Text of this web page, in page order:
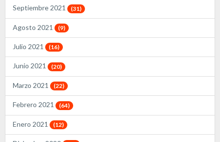
Septiembre 2021 (31)
Agosto 2021 (9)
Julio 2021 (16)
Junio 2021 (20)
Marzo 2021 (22)
Febrero 2021 (64)
Enero 2021 (12)